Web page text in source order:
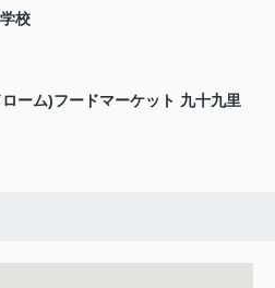
校
ーム)フードマーケット 九十九里